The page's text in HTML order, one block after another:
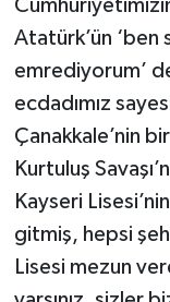
Atatürk’ün ‘ben
emrediyorum’
ecdadımız
Çanakkale’nin
Kurtuluş
Kayseri
gitmiş, hepsi
Lisesi mezun